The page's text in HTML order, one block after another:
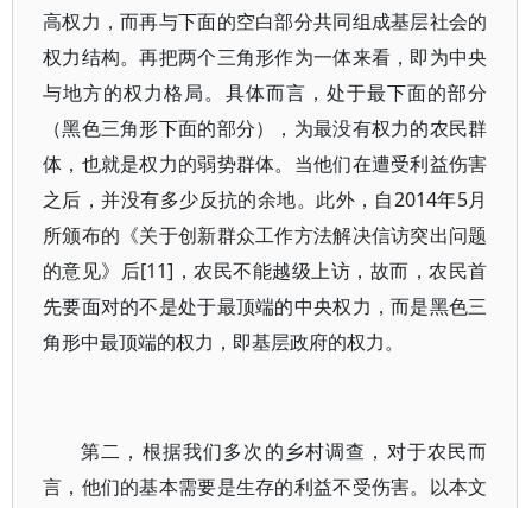
高权力，而再与下面的空白部分共同组成基层社会的
权力结构。再把两个三角形作为一体来看，即为中央
与地方的权力格局。具体而言，处于最下面的部分
（黑色三角形下面的部分），为最没有权力的农民群
体，也就是权力的弱势群体。当他们在遭受利益伤害
之后，并没有多少反抗的余地。此外，自2014年5月
所颁布的《关于创新群众工作方法解决信访突出问题
的意见》后[11]，农民不能越级上访，故而，农民首
先要面对的不是处于最顶端的中央权力，而是黑色三
角形中最顶端的权力，即基层政府的权力。
第二，根据我们多次的乡村调查，对于农民而
言，他们的基本需要是生存的利益不受伤害。以本文